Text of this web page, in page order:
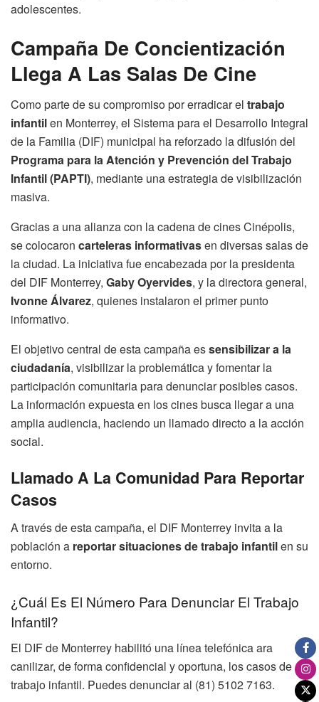
adolescentes.
Campaña De Concientización
Llega A Las Salas De Cine
Como parte de su compromiso por erradicar el trabajo
infantilen Monterrey, el Sistema para el Desarrollo Integral
de la Familia (DIF) municipal ha reforzado la difusión del
Programa para la Atención y Prevención del Trabajo
Infantil (PAPTI), mediante una estrategia de visibilización
masiva.
Gracias a una alianza con la cadena de cines Cinépolis,
se colocaron carteleras informativasen diversas salas de
la ciudad. La iniciativa fue encabezada por la presidenta
del DIF Monterrey, Gaby Oyervides, y la directora general,
Ivonne Álvarez, quienes instalaron el primer punto
informativo.
El objetivo central de esta campaña essensibilizar a la
ciudadanía, visibilizar la problemática y fomentar la
participación comunitaria para denunciar posibles casos.
La información expuesta en los cines busca llegar a una
amplia audiencia, haciendo un llamado directo a la acción
social.
Llamado A La Comunidad Para Reportar
Casos
A través de esta campaña, el DIF Monterrey invita a la
población a reportar situaciones de trabajo infantilen su
entorno.
¿Cuál Es El Número Para Denunciar El Trabajo
Infantil?
El DIF de Monterrey habilitó una línea telefónica ara
canilizar, de forma confidencial y oportuna, los casos de
trabajo infantil. Puedes denunciar al (81) 5102 7163.